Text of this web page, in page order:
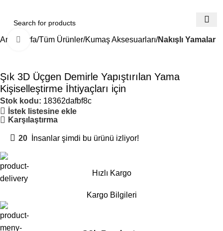
Ana Sayfa Tüm Ürünler Kumaş Aksesuarları Nakışlı Yamalar
Büyütmek için tıklayın
Şık 3D Üçgen Demirle Yapıştırılan Yama
Kişiselleştirme İhtiyaçları için
Stok kodu: 18362dafbf8c
İstek listesine ekle
Karşılaştırma
20 İnsanlar şimdi bu ürünü izliyor!
Hızlı Kargo
Kargo Bilgileri